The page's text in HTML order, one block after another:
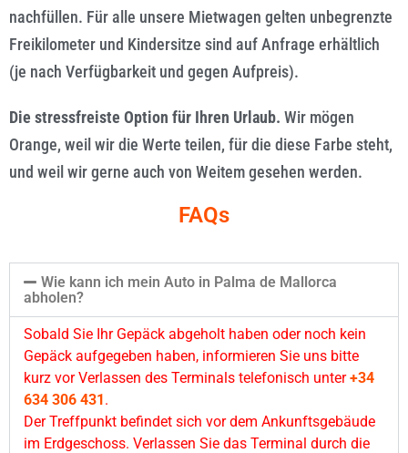
nachfüllen. Für alle unsere Mietwagen gelten unbegrenzte
Freikilometer und Kindersitze sind auf Anfrage erhältlich
(je nach Verfügbarkeit und gegen Aufpreis).
Die stressfreiste Option für Ihren Urlaub. Wir mögen
Orange, weil wir die Werte teilen, für die diese Farbe steht,
und weil wir gerne auch von Weitem gesehen werden.
FAQs
Wie kann ich mein Auto in Palma de Mallorca
abholen?
Sobald Sie Ihr Gepäck abgeholt haben oder noch kein
Gepäck aufgegeben haben, informieren Sie uns bitte
kurz vor Verlassen des Terminals telefonisch unter+34
634 306 431.
Der Treffpunkt befindet sich vor dem Ankunftsgebäude
im Erdgeschoss. Verlassen Sie das Terminal durch die